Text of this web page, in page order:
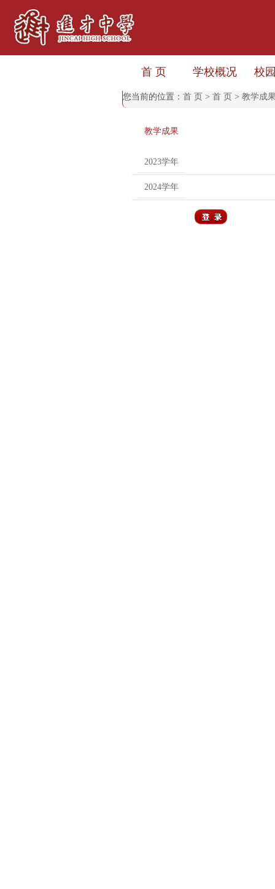
首 页 学校概况 校
您当前的位置： 首 页 > 首 页 > 教学成
教学成果
2023学年
2024学年